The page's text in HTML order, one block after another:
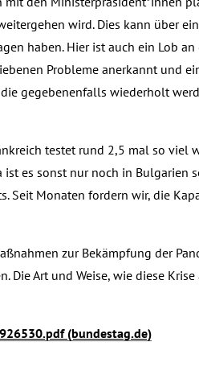
wird. Dies kann über
haben. Hier ist auch ein Lob
Probleme anerkannt und
gegebenenfalls wiederholt
testet rund 2,5 mal so viel
es sonst nur noch in Bulgarien
Seit Monaten fordern wir, die
zur Bekämpfung der
Art und Weise, wie diese
(bundestag.de)